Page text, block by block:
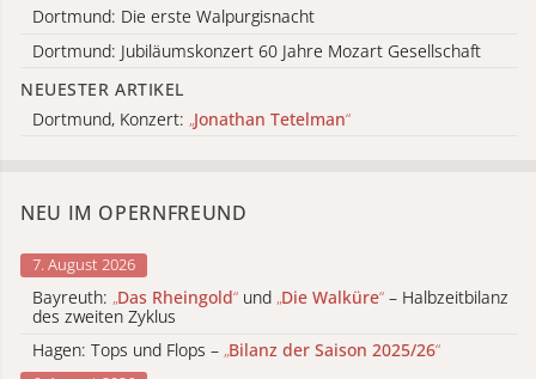
Dortmund: Die erste Walpurgisnacht
Dortmund: Jubiläumskonzert 60 Jahre Mozart Gesellschaft
NEUESTER ARTIKEL
Dortmund, Konzert: „Jonathan Tetelman“
NEU IM OPERNFREUND
7. August 2026
Bayreuth: „Das Rheingold“ und „Die Walküre“ – Halbzeitbilanz
des zweiten Zyklus
Hagen: Tops und Flops – „Bilanz der Saison 2025/26“